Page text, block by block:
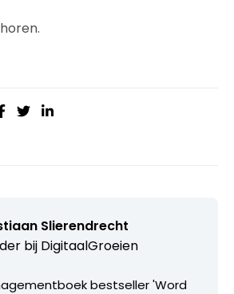
Slierendrecht
bij DigitaalGroeien
bestseller 'Word